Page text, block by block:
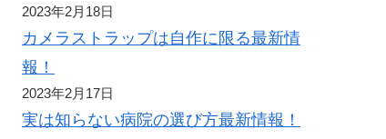
2023年2月18日
カメラストラップは自作に限る最新情
報！
2023年2月17日
実は知らない病院の選び方最新情報！